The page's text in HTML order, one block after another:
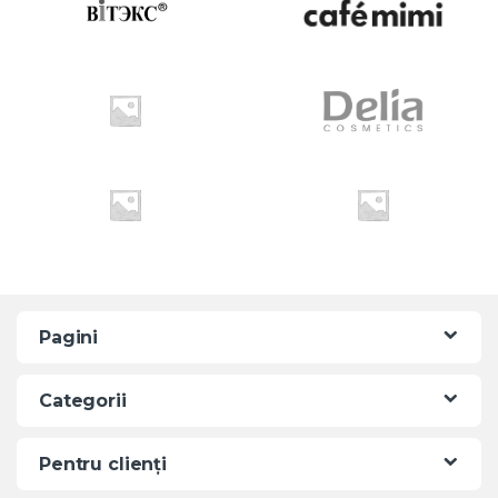
Pagini
Categorii
Pentru clienți